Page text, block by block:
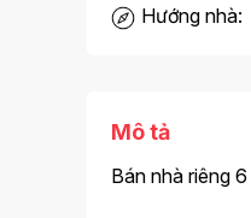
Hướng nhà:
Mô tả
Bán nhà riêng